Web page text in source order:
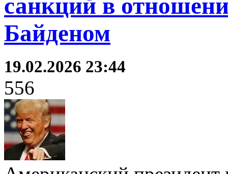
санкций в
Байденом
19.02.2026 23:44
556